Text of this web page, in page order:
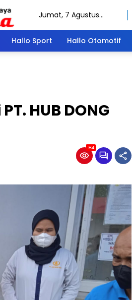
Jumat, 7 Agustus
Hallo Sport Hallo Otomotif
HUB DONG
184